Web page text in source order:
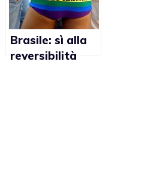
Brasile: sì alla
reversibilità